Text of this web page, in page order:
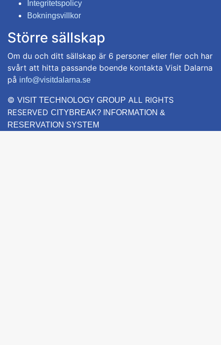
Integritetspolicy
Bokningsvillkor
Större sällskap
Om du och ditt sällskap är 6 personer eller fler och har
svårt att hitta passande boende kontakta Visit Dalarna
på info@visitdalarna.se
© VISIT TECHNOLOGY GROUP ALL RIGHTS
RESERVED CITYBREAK? INFORMATION &
RESERVATION SYSTEM